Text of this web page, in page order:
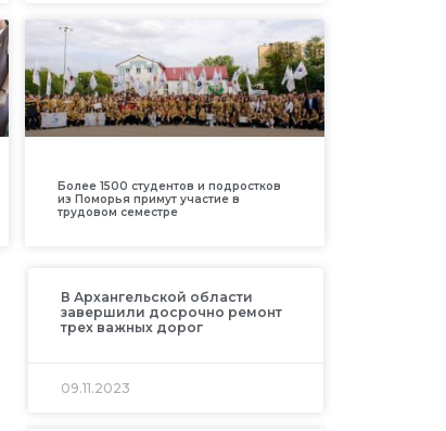
Более 1500 студентов и подростков
из Поморья примут участие в
трудовом семестре
В Архангельской области
завершили досрочно ремонт
трех важных дорог
09.11.2023